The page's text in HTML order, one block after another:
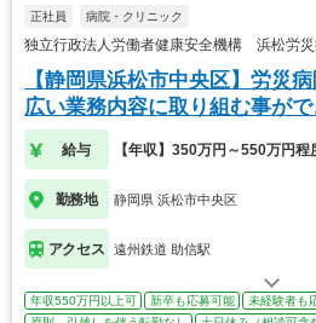
正社員 病院・クリニック
独立行政法人労働者健康安全機構 浜松労災
【静岡県浜松市中央区】労災
広い業務内容に取り組む事がで
給与 【年収】350万円～550万円程
勤務地 静岡県 浜松市中央区
アクセス 遠州鉄道 助信駅
年収550万円以上可 新卒も応募可能
未経験者も